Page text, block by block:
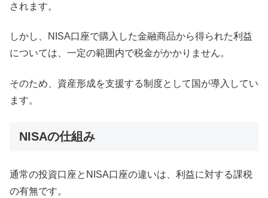
されます。
しかし、NISA口座で購入した金融商品から得られた利益
については、一定の範囲内で税金がかかりません。
そのため、資産形成を支援する制度として国が導入してい
ます。
NISAの仕組み
通常の投資口座とNISA口座の違いは、利益に対する課税
の有無です。